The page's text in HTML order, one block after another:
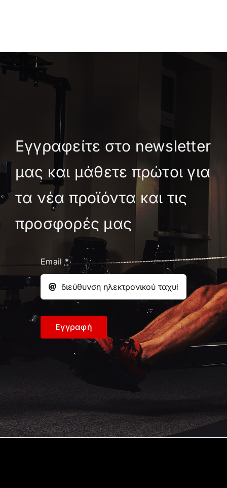
Εγγραφείτε στο newsletter
μας και μάθετε πρώτοι για
τα νέα προϊόντα και τις
προσφορές μας
Email *
Εγγραφή